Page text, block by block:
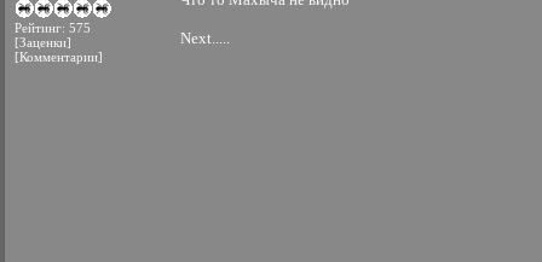
Рейтинг: 575
[Заценки]
[Комментарии]
Next.....